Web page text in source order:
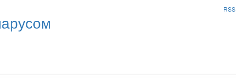
RSS